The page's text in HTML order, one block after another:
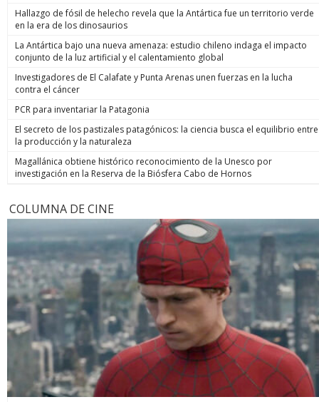
Hallazgo de fósil de helecho revela que la Antártica fue un territorio verde
en la era de los dinosaurios
La Antártica bajo una nueva amenaza: estudio chileno indaga el impacto
conjunto de la luz artificial y el calentamiento global
Investigadores de El Calafate y Punta Arenas unen fuerzas en la lucha
contra el cáncer
PCR para inventariar la Patagonia
El secreto de los pastizales patagónicos: la ciencia busca el equilibrio entre
la producción y la naturaleza
Magallánica obtiene histórico reconocimiento de la Unesco por
investigación en la Reserva de la Biósfera Cabo de Hornos
COLUMNA DE CINE